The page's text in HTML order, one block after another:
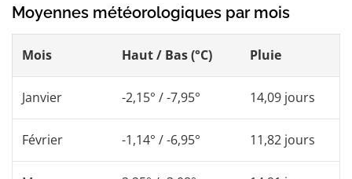
Moyennes météorologiques par mois
Mois Haut / Bas (°C) Pluie
Janvier -2,15° / -7,95° 14,09 jours
Février -1,14° / -6,95° 11,82 jours